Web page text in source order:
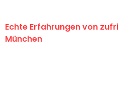
Echte Erfahrungen von
München